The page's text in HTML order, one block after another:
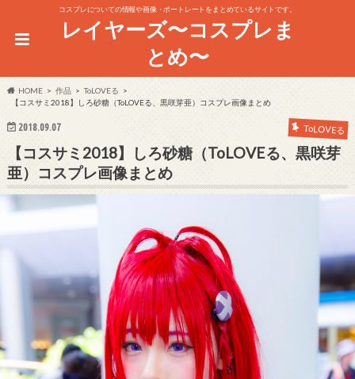
コスプレについての情報や画像・ポートレートをまとめているサイトです。
レイヤーズ〜コスプレま
とめ〜
HOME 作品
ToLOVEる
【コスサミ2018】しろ砂糖（ToLOVEる、黒咲芽亜）コスプレ画像まとめ
2018.09.07 ToLOVEる
【コスサミ2018】しろ砂糖（ToLOVEる、黒咲芽
亜）コスプレ画像まとめ